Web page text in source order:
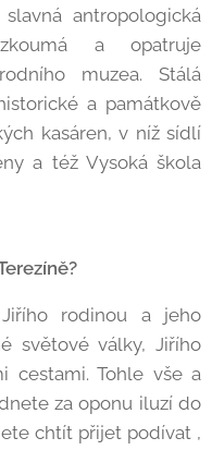
antropologická
a opatruje
muzea. Stálá
a památkově
kasáren, v níž sídlí
a též Vysoká škola
rodinou a jeho
světové války, Jiřího
cestami. Tohle vše a
za oponu iluzí do
chtít přijet podívat ,